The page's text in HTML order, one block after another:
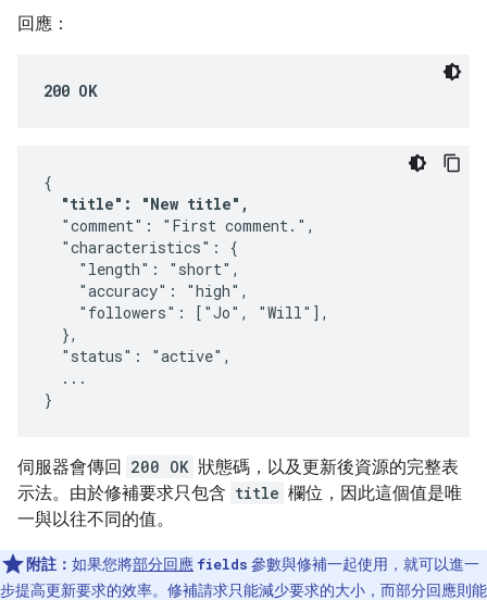
回應：
200 OK
{
"title": "New title",
  "comment": "First comment.",
  "characteristics": {
    "length": "short",
    "accuracy": "high",
    "followers": ["Jo", "Will"],
  },
  "status": "active",
  ...
}
伺服器會傳回 200 OK 狀態碼，以及更新後資源的完整表
示法。由於修補要求只包含 title 欄位，因此這個值是唯
一與以往不同的值。
附註： 如果您將部分回應 fields 參數與修補一起使用，就可以進一
步提高更新要求的效率。修補請求只能減少要求的大小，而部分回應則能